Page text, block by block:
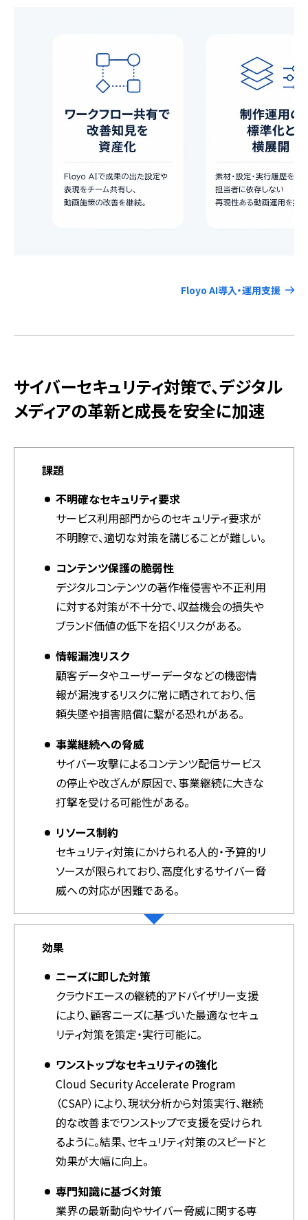
Floyo AI導入・運用支援
サイバーセキュリティ対策で、デジタル
メディアの革新と成長を安全に加速
課題
不明確なセキュリティ要求
サービス利用部門からのセキュリティ要求が
不明瞭で、適切な対策を講じることが難しい。
コンテンツ保護の脆弱性
デジタルコンテンツの著作権侵害や不正利用
に対する対策が不十分で、収益機会の損失や
ブランド価値の低下を招くリスクがある。
情報漏洩リスク
顧客データやユーザーデータなどの機密情
報が漏洩するリスクに常に晒されており、信
頼失墜や損害賠償に繋がる恐れがある。
事業継続への脅威
サイバー攻撃によるコンテンツ配信サービス
の停止や改ざんが原因で、事業継続に大きな
打撃を受ける可能性がある。
リソース制約
セキュリティ対策にかけられる人的・予算的リ
ソースが限られており、高度化するサイバー脅
威への対応が困難である。
効果
ニーズに即した対策
クラウドエースの継続的アドバイザリー支援
により、顧客ニーズに基づいた最適なセキュ
リティ対策を策定・実行可能に。
ワンストップなセキュリティの強化
Cloud Security Accelerate Program
（CSAP）により、現状分析から対策実行、継続
的な改善までワンストップで支援を受けられ
るように。結果、セキュリティ対策のスピードと
効果が大幅に向上。
専門知識に基づく対策
業界の最新動向やサイバー脅威に関する専